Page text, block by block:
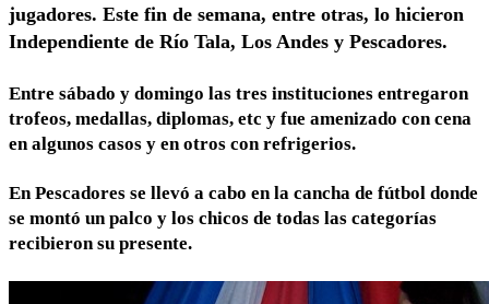
jugadores. Este fin de semana, entre otras, lo hicieron
Independiente de Río Tala, Los Andes y Pescadores.
Entre sábado y domingo las tres instituciones entregaron
trofeos, medallas, diplomas, etc y fue amenizado con cena
en algunos casos y en otros con refrigerios.
En Pescadores se llevó a cabo en la cancha de fútbol donde
se montó un palco y los chicos de todas las categorías
recibieron su presente.